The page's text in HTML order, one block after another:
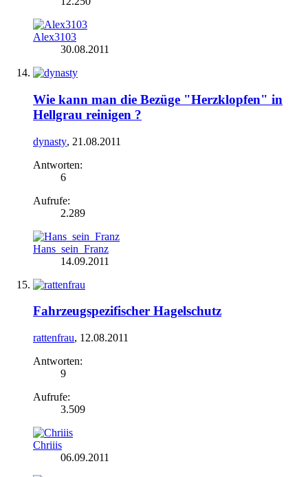
Alex3103
30.08.2011
Wie kann man die Bezüge "Herzklopfen" in
Hellgrau reinigen ?
dynasty, 21.08.2011
Antworten:
6
Aufrufe:
2.289
Hans_sein_Franz
14.09.2011
Fahrzeugspezifischer Hagelschutz
rattenfrau, 12.08.2011
Antworten:
9
Aufrufe:
3.509
Chriiis
06.09.2011